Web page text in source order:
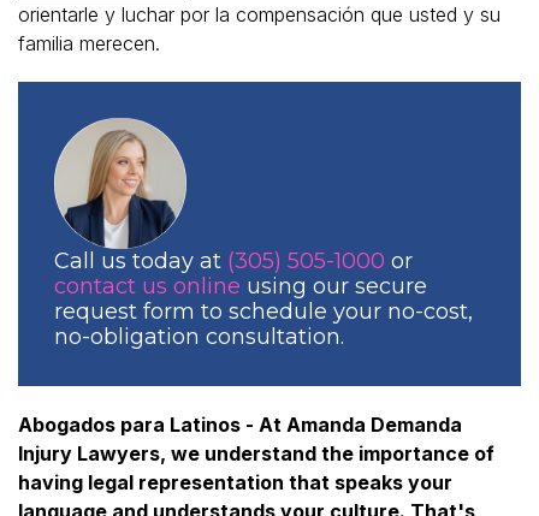
orientarle y luchar por la compensación que usted y su
familia merecen.
Call us today at (305) 505-1000 or
contact us online using our secure
request form to schedule your no-cost,
no-obligation consultation.
Abogados para Latinos - At Amanda Demanda
Injury Lawyers, we understand the importance of
having legal representation that speaks your